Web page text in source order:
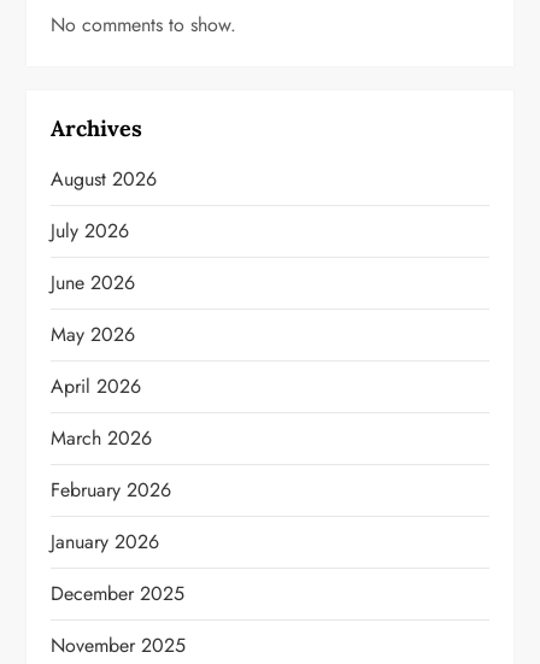
No comments to show.
Archives
August 2026
July 2026
June 2026
May 2026
April 2026
March 2026
February 2026
January 2026
December 2025
November 2025